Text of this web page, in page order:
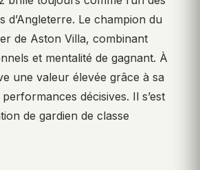
d’Angleterre. Le champion du
de Aston Villa, combinant
et mentalité de gagnant. À
une valeur élevée grâce à sa
décisives. Il s’est
de gardien de classe